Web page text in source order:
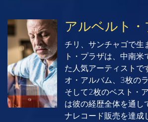
アルベルト
チリ、サンチャゴで生
ト・プラザは、中南米
た人気アーティストで
オ・アルバム、3枚の
そして2枚のベスト・
は彼の経歴全体を通し
ナレコード販売を達成